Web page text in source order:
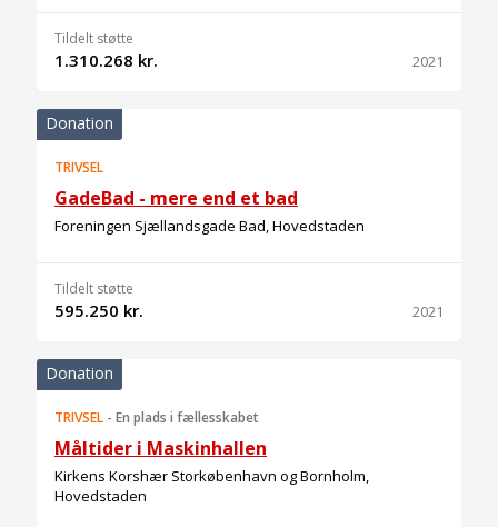
Tildelt støtte
1.310.268 kr. 2021
Donation
TRIVSEL
GadeBad - mere end et bad
Foreningen Sjællandsgade Bad, Hovedstaden
Tildelt støtte
595.250 kr. 2021
Donation
TRIVSEL - En plads i fællesskabet
Måltider i Maskinhallen
Kirkens Korshær Storkøbenhavn og Bornholm,
Hovedstaden